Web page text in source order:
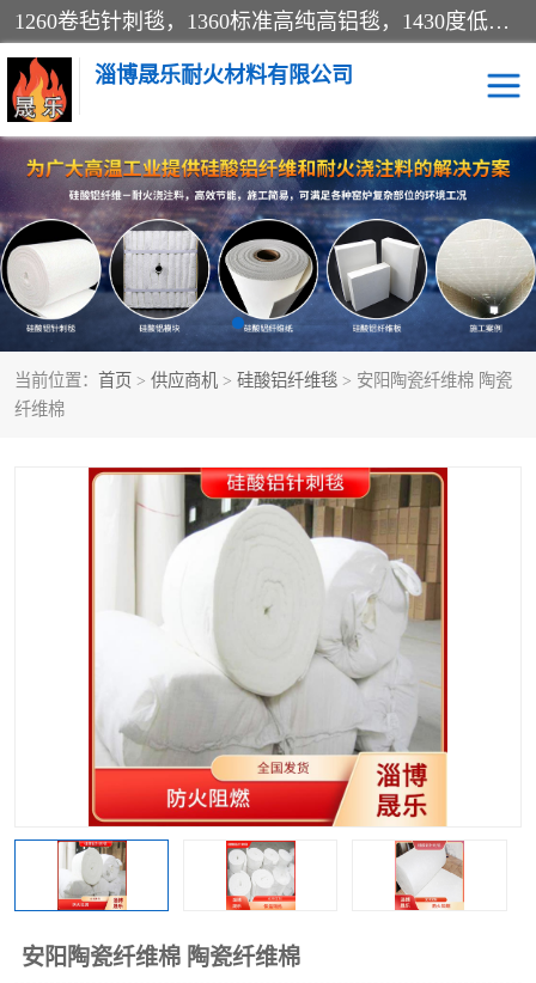
1260卷毡针刺毯，1360标准高纯高铝毯，1430度低锆锆铝含锆毯，普通挡渣棉卷毡，防火纸、挡火板、隔热垫片模块、棉块、折叠块、散棉高温固化剂价格规格密度多少钱图片视频立方平米参数指标
淄博晟乐耐火材料有限公司
当前位置： 首页 > 供应商机 > 硅酸铝纤维毯 > 安阳陶瓷纤维棉 陶瓷
纤维棉
安阳陶瓷纤维棉 陶瓷纤维棉
硅酸铝挡渣棉 硅酸铝纤维纸
硅酸铝挡火板 高铝毯
含锆毯 硅酸铝折叠块
硅酸铝散棉 硅酸铝纤维毯
硅酸铝纤维毡 硅酸铝模块
硅酸铝板